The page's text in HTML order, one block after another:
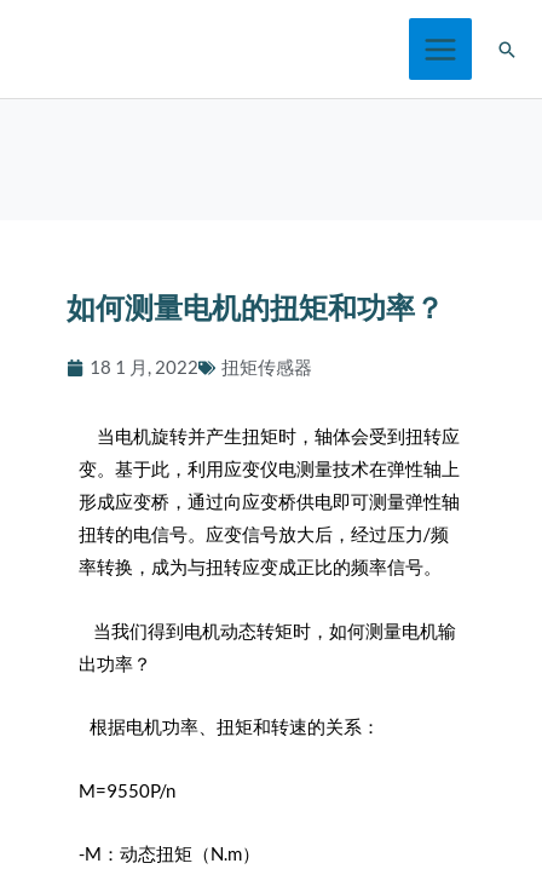
搜
如何测量电机的扭矩和功率？
18 1 月, 2022 扭矩传感器
当电机旋转并产生扭矩时，轴体会受到扭转应
变。基于此，利用应变仪电测量技术在弹性轴上
形成应变桥，通过向应变桥供电即可测量弹性轴
扭转的电信号。应变信号放大后，经过压力/频
率转换，成为与扭转应变成正比的频率信号。
当我们得到电机动态转矩时，如何测量电机输
出功率？
根据电机功率、扭矩和转速的关系：
M=9550P/n
-M：动态扭矩（N.m）